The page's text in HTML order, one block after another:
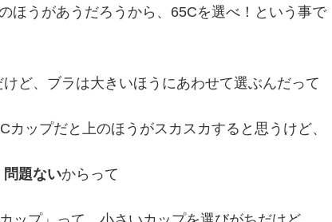
ほうがあうだろうから、65Cを選べ！という事で
ど、ブラは大きいほうにあわせて選ぶんだって
ップだと上のほうがスカスカすると思うけど、
問題ないからって